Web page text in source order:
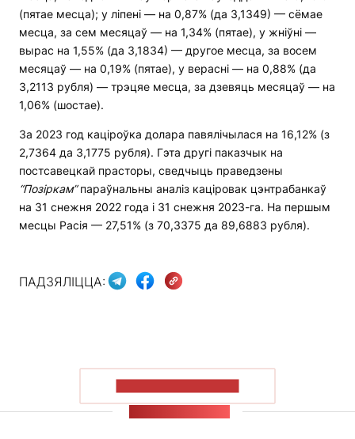
(пятае месца); у ліпені — на 0,87% (да 3,1349) — сёмае
месца, за сем месяцаў — на 1,34% (пятае), у жніўні —
вырас на 1,55% (да 3,1834) — другое месца, за восем
месяцаў — на 0,19% (пятае), у верасні — на 0,88% (да
3,2113 рубля) — трэцяе месца, за дзевяць месяцаў — на
1,06% (шостае).
За 2023 год каціроўка долара павялічылася на 16,12% (з
2,7364 да 3,1775 рубля). Гэта другі паказчык на
постсавецкай прасторы, сведчыць праведзены
“Позіркам”параўнальны аналіз каціровак цэнтрабанкаў
на 31 снежня 2022 года і 31 снежня 2023-га. На першым
месцы Расія — 27,51% (з 70,3375 да 89,6883 рубля).
ПАДЗЯЛІЦЦА: